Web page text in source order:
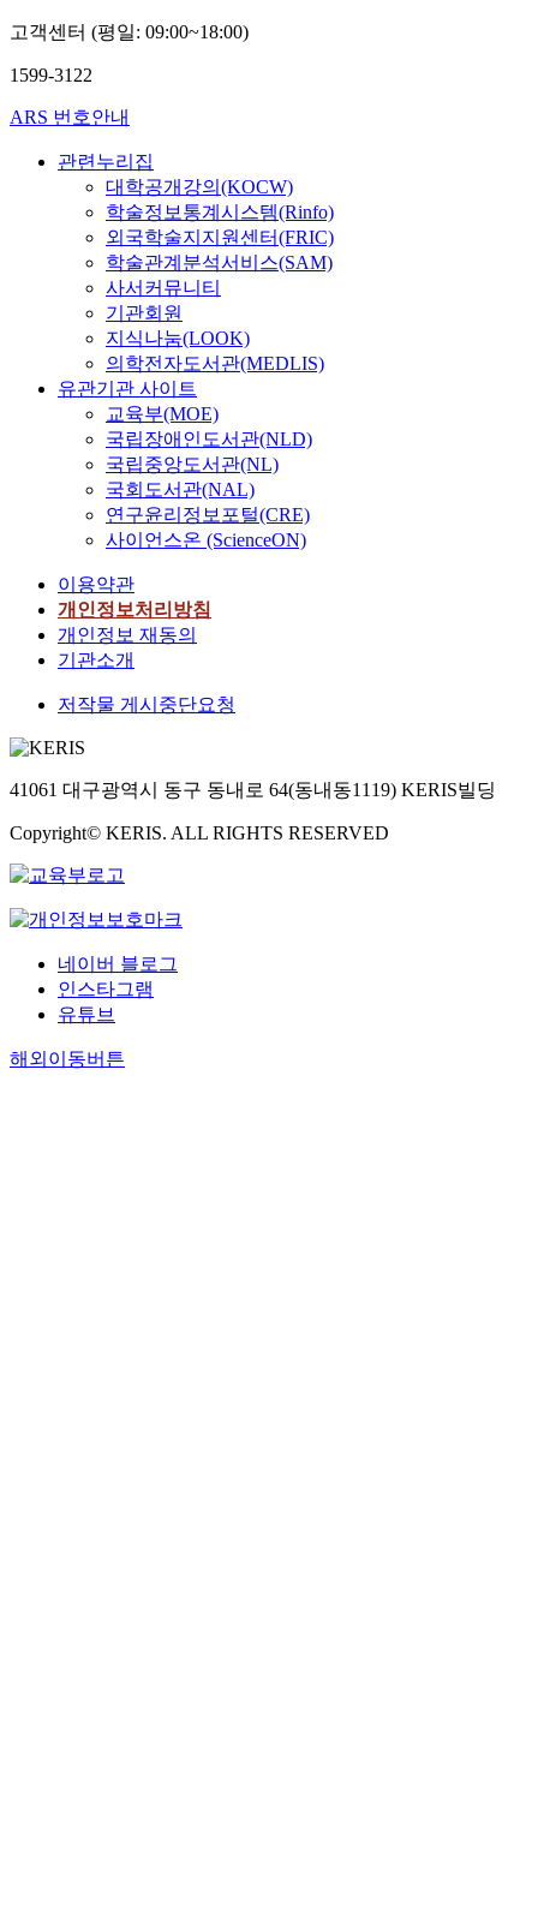
고객센터 (평일: 09:00~18:00)
1599-3122
ARS 번호안내
관련누리집
대학공개강의(KOCW)
학술정보통계시스템(Rinfo)
외국학술지지원센터(FRIC)
학술관계분석서비스(SAM)
사서커뮤니티
기관회원
지식나눔(LOOK)
의학전자도서관(MEDLIS)
유관기관 사이트
교육부(MOE)
국립장애인도서관(NLD)
국립중앙도서관(NL)
국회도서관(NAL)
연구윤리정보포털(CRE)
사이언스온 (ScienceON)
이용약관
개인정보처리방침
개인정보 재동의
기관소개
저작물 게시중단요청
41061 대구광역시 동구 동내로 64(동내동1119) KERIS빌딩
Copyright© KERIS. ALL RIGHTS RESERVED
네이버 블로그
인스타그램
유튜브
해외이동버튼